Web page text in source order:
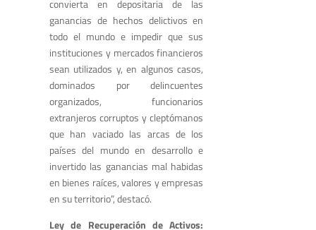
convierta en depositaria de las
ganancias de hechos delictivos en
todo el mundo e impedir que sus
instituciones y mercados financieros
sean utilizados y, en algunos casos,
dominados por delincuentes
organizados, funcionarios
extranjeros corruptos y cleptómanos
que han vaciado las arcas de los
países del mundo en desarrollo e
invertido las ganancias mal habidas
en bienes raíces, valores y empresas
en su territorio”, destacó.
Ley de Recuperación de Activos: